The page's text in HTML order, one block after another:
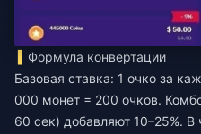
Формула конвертации
Базовая ставка: 1 очко за
000 монет = 200 очков.
60 сек) добавляют 10–25%.